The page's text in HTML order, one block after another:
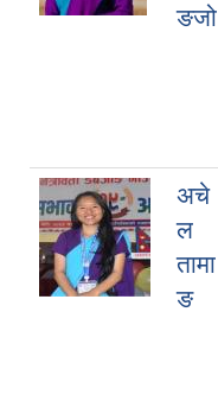
ङजो
अचे
ल
तामा
ङ